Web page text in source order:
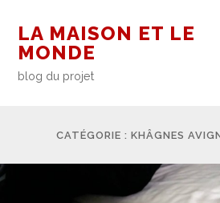
LA MAISON ET LE
MONDE
blog du projet
CATÉGORIE : KHÂGNES